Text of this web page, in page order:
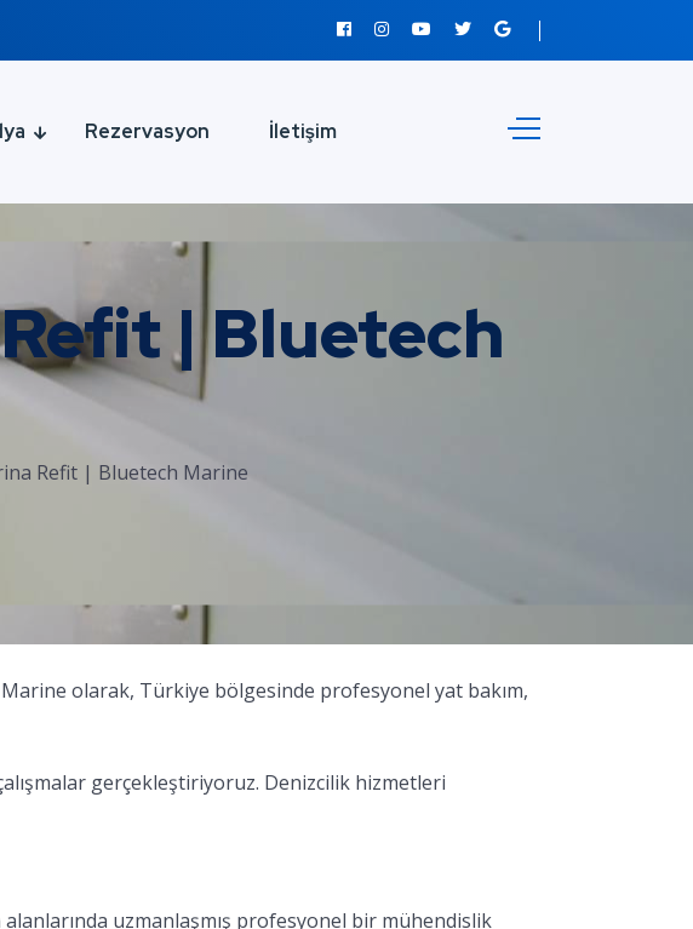
Rezervasyon İletişim
| Bluetech
Refit | Bluetech Marine
olarak, Türkiye bölgesinde profesyonel yat bakım,
gerçekleştiriyoruz. Denizcilik hizmetleri
uzmanlaşmış profesyonel bir mühendislik